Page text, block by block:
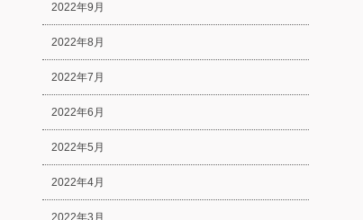
2022年9月
2022年8月
2022年7月
2022年6月
2022年5月
2022年4月
2022年3月